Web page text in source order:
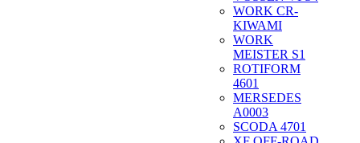
WORK CR-
KIWAMI
WORK
MEISTER S1
ROTIFORM
4601
MERSEDES
A0003
SCODA 4701